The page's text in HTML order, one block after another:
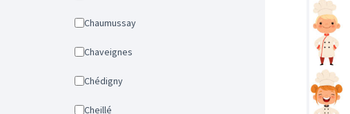
Chaumussay
Chaveignes
Chédigny
Cheillé